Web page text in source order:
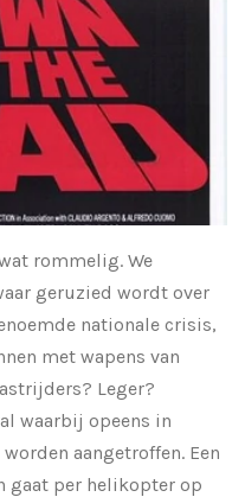
rommelig. We
geruzied wordt over
nationale crisis,
met wapens van
Leger?
waarbij opeens in
aangetroffen. Een
gaat per helikopter op